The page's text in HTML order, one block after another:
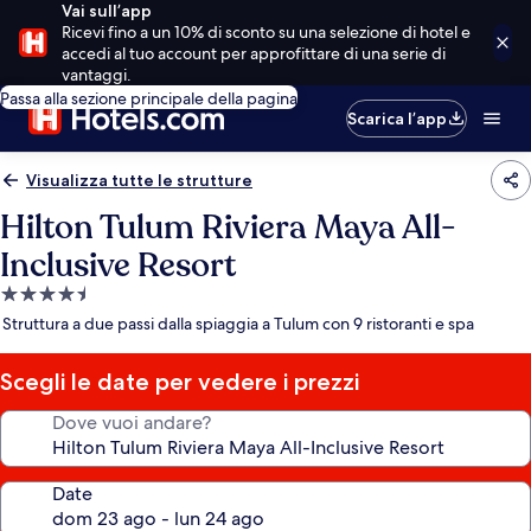
Vai sull’app
Ricevi fino a un 10% di sconto su una selezione di hotel e
accedi al tuo account per approfittare di una serie di
vantaggi.
Passa alla sezione principale della pagina
Scarica l’app
Visualizza tutte le strutture
Hilton Tulum Riviera Maya All-
Inclusive Resort
Struttura
a
stelle
Struttura a due passi dalla spiaggia a Tulum con 9 ristoranti e spa
Scegli le date per vedere i prezzi
Dove vuoi andare?
Date